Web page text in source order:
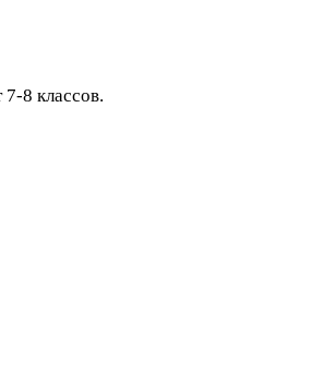
8 классов.